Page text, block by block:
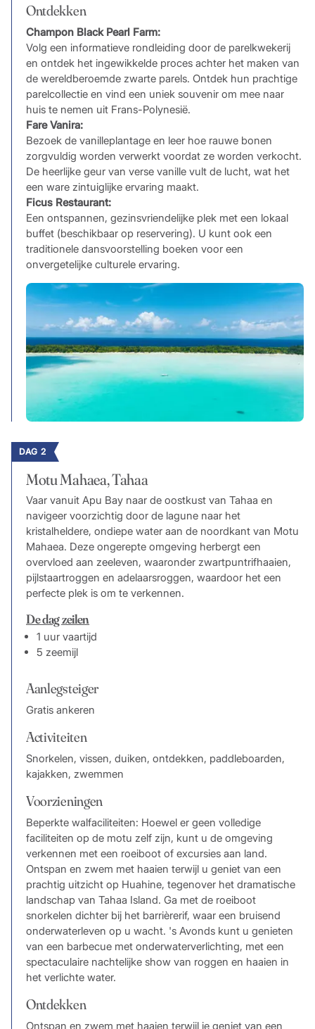
Ontdekken
Champon Black Pearl Farm:
Volg een informatieve rondleiding door de parelkwekerij
en ontdek het ingewikkelde proces achter het maken van
de wereldberoemde zwarte parels. Ontdek hun prachtige
parelcollectie en vind een uniek souvenir om mee naar
huis te nemen uit Frans-Polynesië.
Fare Vanira:
Bezoek de vanilleplantage en leer hoe rauwe bonen
zorgvuldig worden verwerkt voordat ze worden verkocht.
De heerlijke geur van verse vanille vult de lucht, wat het
een ware zintuiglijke ervaring maakt.
Ficus Restaurant:
Een ontspannen, gezinsvriendelijke plek met een lokaal
buffet (beschikbaar op reservering). U kunt ook een
traditionele dansvoorstelling boeken voor een
onvergetelijke culturele ervaring.
DAG 2
Motu Mahaea, Tahaa
Vaar vanuit Apu Bay naar de oostkust van Tahaa en
navigeer voorzichtig door de lagune naar het
kristalheldere, ondiepe water aan de noordkant van Motu
Mahaea. Deze ongerepte omgeving herbergt een
overvloed aan zeeleven, waaronder zwartpuntrifhaaien,
pijlstaartroggen en adelaarsroggen, waardoor het een
perfecte plek is om te verkennen.
De dag zeilen
1 uur vaartijd
5 zeemijl
Aanlegsteiger
Gratis ankeren
Activiteiten
Snorkelen, vissen, duiken, ontdekken, paddleboarden,
kajakken, zwemmen
Voorzieningen
Beperkte walfaciliteiten: Hoewel er geen volledige
faciliteiten op de motu zelf zijn, kunt u de omgeving
verkennen met een roeiboot of excursies aan land.
Ontspan en zwem met haaien terwijl u geniet van een
prachtig uitzicht op Huahine, tegenover het dramatische
landschap van Tahaa Island. Ga met de roeiboot
snorkelen dichter bij het barrièrerif, waar een bruisend
onderwaterleven op u wacht. 's Avonds kunt u genieten
van een barbecue met onderwaterverlichting, met een
spectaculaire nachtelijke show van roggen en haaien in
het verlichte water.
Ontdekken
Ontspan en zwem met haaien terwijl je geniet van een